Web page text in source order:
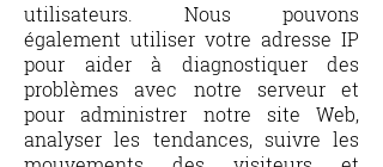
utilisateurs. Nous pouvons
également utiliser votre adresse IP
pour aider à diagnostiquer des
problèmes avec notre serveur et
pour administrer notre site Web,
analyser les tendances, suivre les